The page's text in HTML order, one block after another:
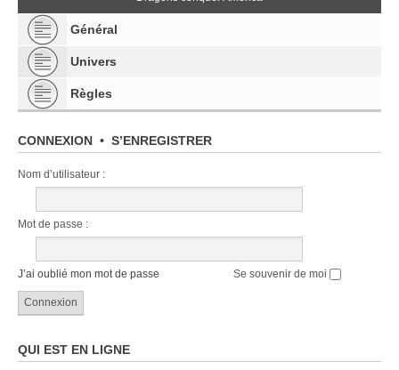
Général
Univers
Règles
CONNEXION • S’ENREGISTRER
Nom d’utilisateur :
Mot de passe :
J’ai oublié mon mot de passe Se souvenir de moi
QUI EST EN LIGNE